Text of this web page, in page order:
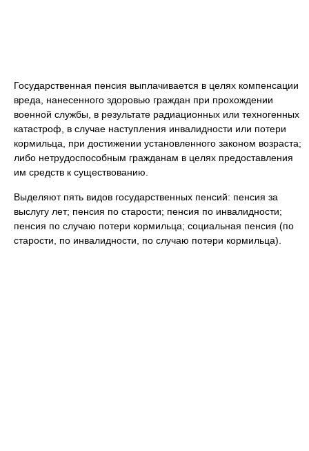
Государственная пенсия выплачивается в целях компенсации
вреда, нанесенного здоровью граждан при прохождении
военной службы, в результате радиационных или техногенных
катастроф, в случае наступления инвалидности или потери
кормильца, при достижении установленного законом возраста;
либо нетрудоспособным гражданам в целях предоставления
им средств к существованию.
Выделяют пять видов государственных пенсий: пенсия за
выслугу лет; пенсия по старости; пенсия по инвалидности;
пенсия по случаю потери кормильца; социальная пенсия (по
старости, по инвалидности, по случаю потери кормильца).